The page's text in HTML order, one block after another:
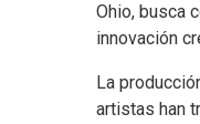
Ohio, busca
innovación
La
artistas han